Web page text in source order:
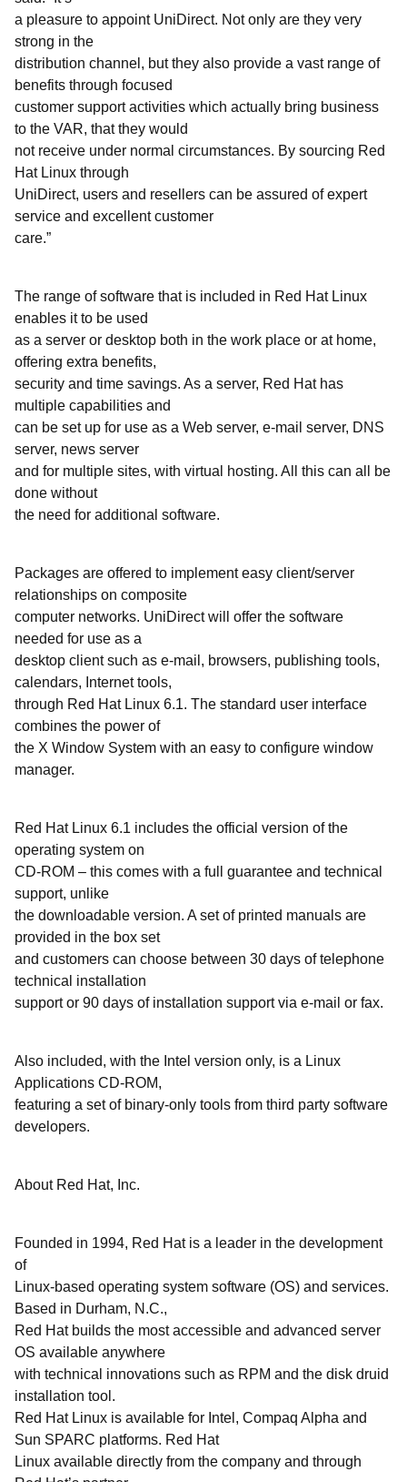
a pleasure to appoint UniDirect. Not only are they very
strong in the
distribution channel, but they also provide a vast range of
benefits through focused
customer support activities which actually bring business
to the VAR, that they would
not receive under normal circumstances. By sourcing Red
Hat Linux through
UniDirect, users and resellers can be assured of expert
service and excellent customer
care.”
The range of software that is included in Red Hat Linux
enables it to be used
as a server or desktop both in the work place or at home,
offering extra benefits,
security and time savings. As a server, Red Hat has
multiple capabilities and
can be set up for use as a Web server, e-mail server, DNS
server, news server
and for multiple sites, with virtual hosting. All this can all be
done without
the need for additional software.
Packages are offered to implement easy client/server
relationships on composite
computer networks. UniDirect will offer the software
needed for use as a
desktop client such as e-mail, browsers, publishing tools,
calendars, Internet tools,
through Red Hat Linux 6.1. The standard user interface
combines the power of
the X Window System with an easy to configure window
manager.
Red Hat Linux 6.1 includes the official version of the
operating system on
CD-ROM – this comes with a full guarantee and technical
support, unlike
the downloadable version. A set of printed manuals are
provided in the box set
and customers can choose between 30 days of telephone
technical installation
support or 90 days of installation support via e-mail or fax.
Also included, with the Intel version only, is a Linux
Applications CD-ROM,
featuring a set of binary-only tools from third party software
developers.
About Red Hat, Inc.
Founded in 1994, Red Hat is a leader in the development
of
Linux-based operating system software (OS) and services.
Based in Durham, N.C.,
Red Hat builds the most accessible and advanced server
OS available anywhere
with technical innovations such as RPM and the disk druid
installation tool.
Red Hat Linux is available for Intel, Compaq Alpha and
Sun SPARC platforms. Red Hat
Linux available directly from the company and through